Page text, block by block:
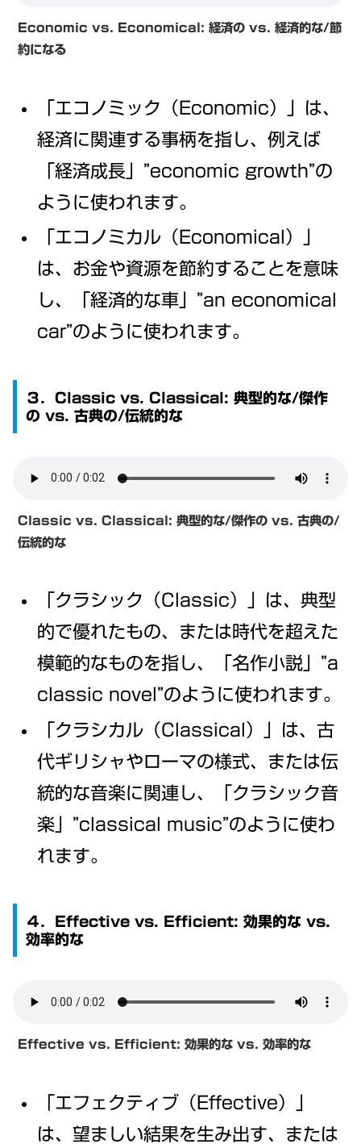
Economic vs. Economical: 経済の vs. 経済的な/節
約になる
「エコノミック（Economic）」は、
経済に関連する事柄を指し、例えば
「経済成長」”economic growth”の
ように使われます。
「エコノミカル（Economical）」
は、お金や資源を節約することを意味
し、「経済的な車」”an economical
car”のように使われます。
３．Classic vs. Classical: 典型的な/傑作
の vs. 古典の/伝統的な
Classic vs. Classical: 典型的な/傑作の vs. 古典の/
伝統的な
「クラシック（Classic）」は、典型
的で優れたもの、または時代を超えた
模範的なものを指し、「名作小説」”a
classic novel”のように使われます。
「クラシカル（Classical）」は、古
代ギリシャやローマの様式、または伝
統的な音楽に関連し、「クラシック音
楽」”classical music”のように使わ
れます。
４．Effective vs. Efficient: 効果的な vs.
効率的な
Effective vs. Efficient: 効果的な vs. 効率的な
「エフェクティブ（Effective）」
は、望ましい結果を生み出す、または